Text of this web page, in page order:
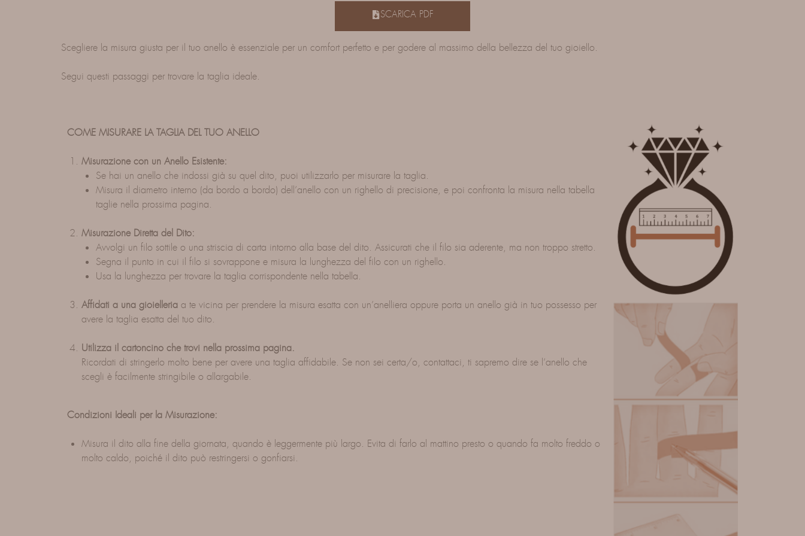
SCARICA PDF
Scegliere la misura giusta per il tuo anello è essenziale per un comfort perfetto e per godere al massimo della bellezza del tuo gioiello.
Segui questi passaggi per trovare la taglia ideale.
COME MISURARE LA TAGLIA DEL TUO ANELLO
Misurazione con un Anello Esistente:
Se hai un anello che indossi già su quel dito, puoi utilizzarlo per misurare la taglia.
Misura il diametro interno (da bordo a bordo) dell’anello con un righello di precisione, e poi confronta la misura nella tabella
taglie nella prossima pagina.
Misurazione Diretta del Dito:
Avvolgi un filo sottile o una striscia di carta intorno alla base del dito. Assicurati che il filo sia aderente, ma non troppo stretto.
Segna il punto in cui il filo si sovrappone e misura la lunghezza del filo con un righello.
Usa la lunghezza per trovare la taglia corrispondente nella tabella.
Affidati a una gioielleria a te vicina per prendere la misura esatta con un’anelliera oppure porta un anello già in tuo possesso per
avere la taglia esatta del tuo dito.
Utilizza il cartoncino che trovi nella prossima pagina.
Ricordati di stringerlo molto bene per avere una taglia affidabile. Se non sei certa/o, contattaci, ti sapremo dire se l’anello che
scegli è facilmente stringibile o allargabile.
Condizioni Ideali per la Misurazione:
Misura il dito alla fine della giornata, quando è leggermente più largo. Evita di farlo al mattino presto o quando fa molto freddo o
molto caldo, poiché il dito può restringersi o gonfiarsi.